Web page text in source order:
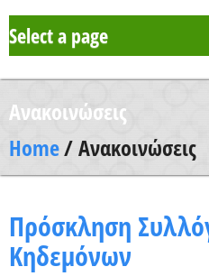
Select a page
Το Σχολείο μας
Δράση Μαθητείας
Μαθητές και
Ανακοινώσεις
Home/ Ανακοινώσεις
Πρόσκληση
Κηδεμόνων